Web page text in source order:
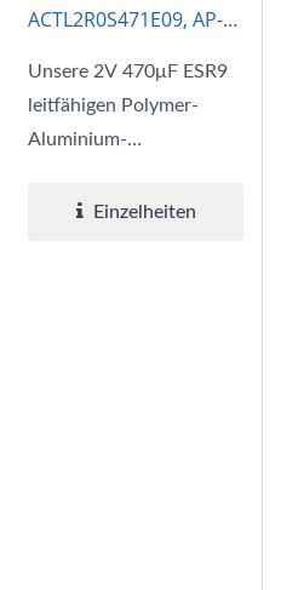
ACTL2R0S471E09, AP-
Unsere 2V 470μF ESR9
leitfähigen Polymer-
Aluminium-
kombinieren die
Einzelheiten